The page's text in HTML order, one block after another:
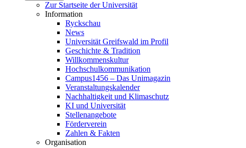
Zur Startseite der Universität
Information
Ryckschau
News
Universität Greifswald im Profil
Geschichte & Tradition
Willkommenskultur
Hochschulkommunikation
Campus1456 – Das Unimagazin
Veranstaltungskalender
Nachhaltigkeit und Klimaschutz
KI und Universität
Stellenangebote
Förderverein
Zahlen & Fakten
Organisation